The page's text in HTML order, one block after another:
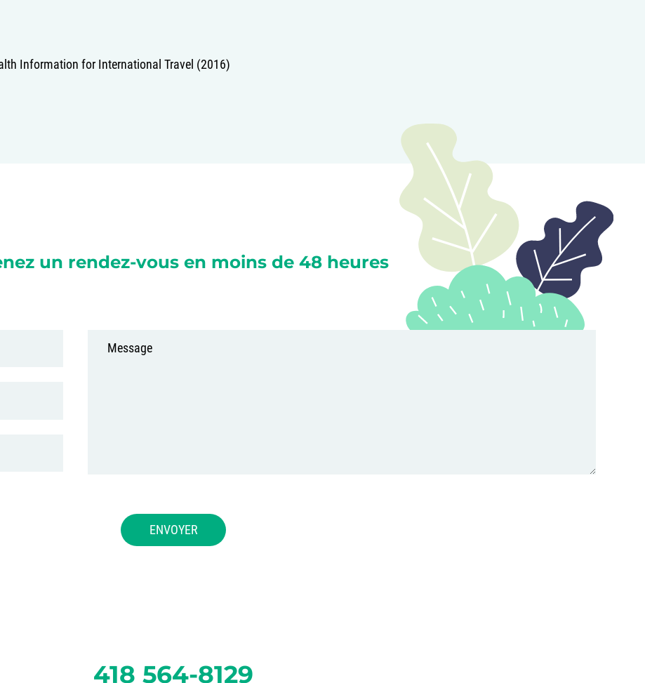
Information for International Travel (2016)
un rendez-vous en moins de 48 heures
418 564-8129